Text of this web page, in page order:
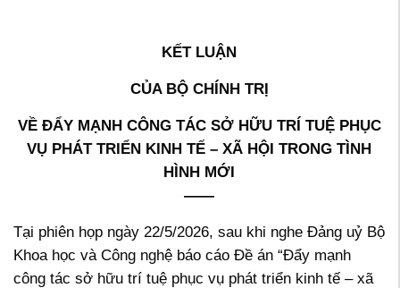
KẾT LUẬN
CỦA BỘ CHÍNH TRỊ
VỀ ĐẨY MẠNH CÔNG TÁC SỞ HỮU TRÍ TUỆ PHỤC
VỤ PHÁT TRIỂN KINH TẾ – XÃ HỘI TRONG TÌNH
HÌNH MỚI
——
Tại phiên họp ngày 22/5/2026, sau khi nghe Đảng uỷ Bộ
Khoa học và Công nghệ báo cáo Đề án “Đẩy mạnh
công tác sở hữu trí tuệ phục vụ phát triển kinh tế – xã